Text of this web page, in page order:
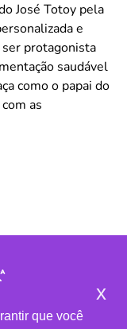
José Totoy pela
e
ser protagonista
saudável
como o papai do
as
que você
x